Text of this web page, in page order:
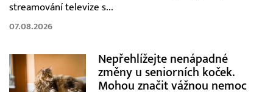
streamování televize s...
07.08.2026
Nepřehlížejte nenápadné
změny u seniorních koček.
Mohou značit vážnou nemoc